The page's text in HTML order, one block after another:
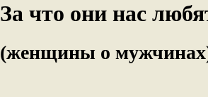
За что они нас
(женщины о